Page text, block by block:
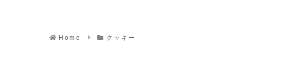
Home クッキー